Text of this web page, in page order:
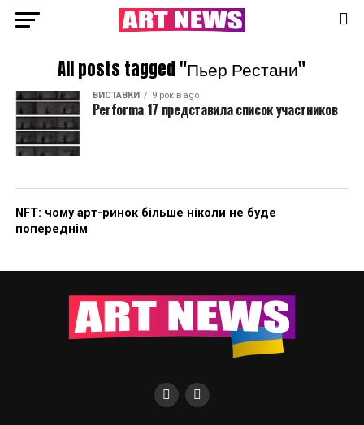
All posts tagged "Пьер Рестани"
ВИСТАВКИ 9 років ago
Performa 17 представила список участников
NFT: чому арт-ринок більше ніколи не буде
попереднім